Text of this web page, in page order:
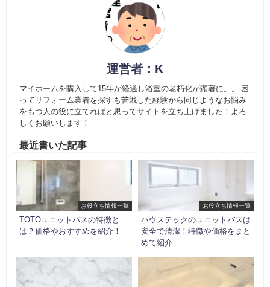
運営者：K
マイホームを購入して15年が経過し浴室の老朽化が顕著に。。 困
ってリフォーム業者を探すも苦戦した経験から同じようなお悩み
をもつ人の役に立てればと思ってサイトを立ち上げました！よろ
しくお願いします！
最近書いた記事
お役立ち情報一覧
TOTOユニットバスの特徴と
は？価格やおすすめを紹介！
お役立ち情報一覧
ハウステックのユニットバスは
安全で清潔！特徴や価格をまと
めて紹介